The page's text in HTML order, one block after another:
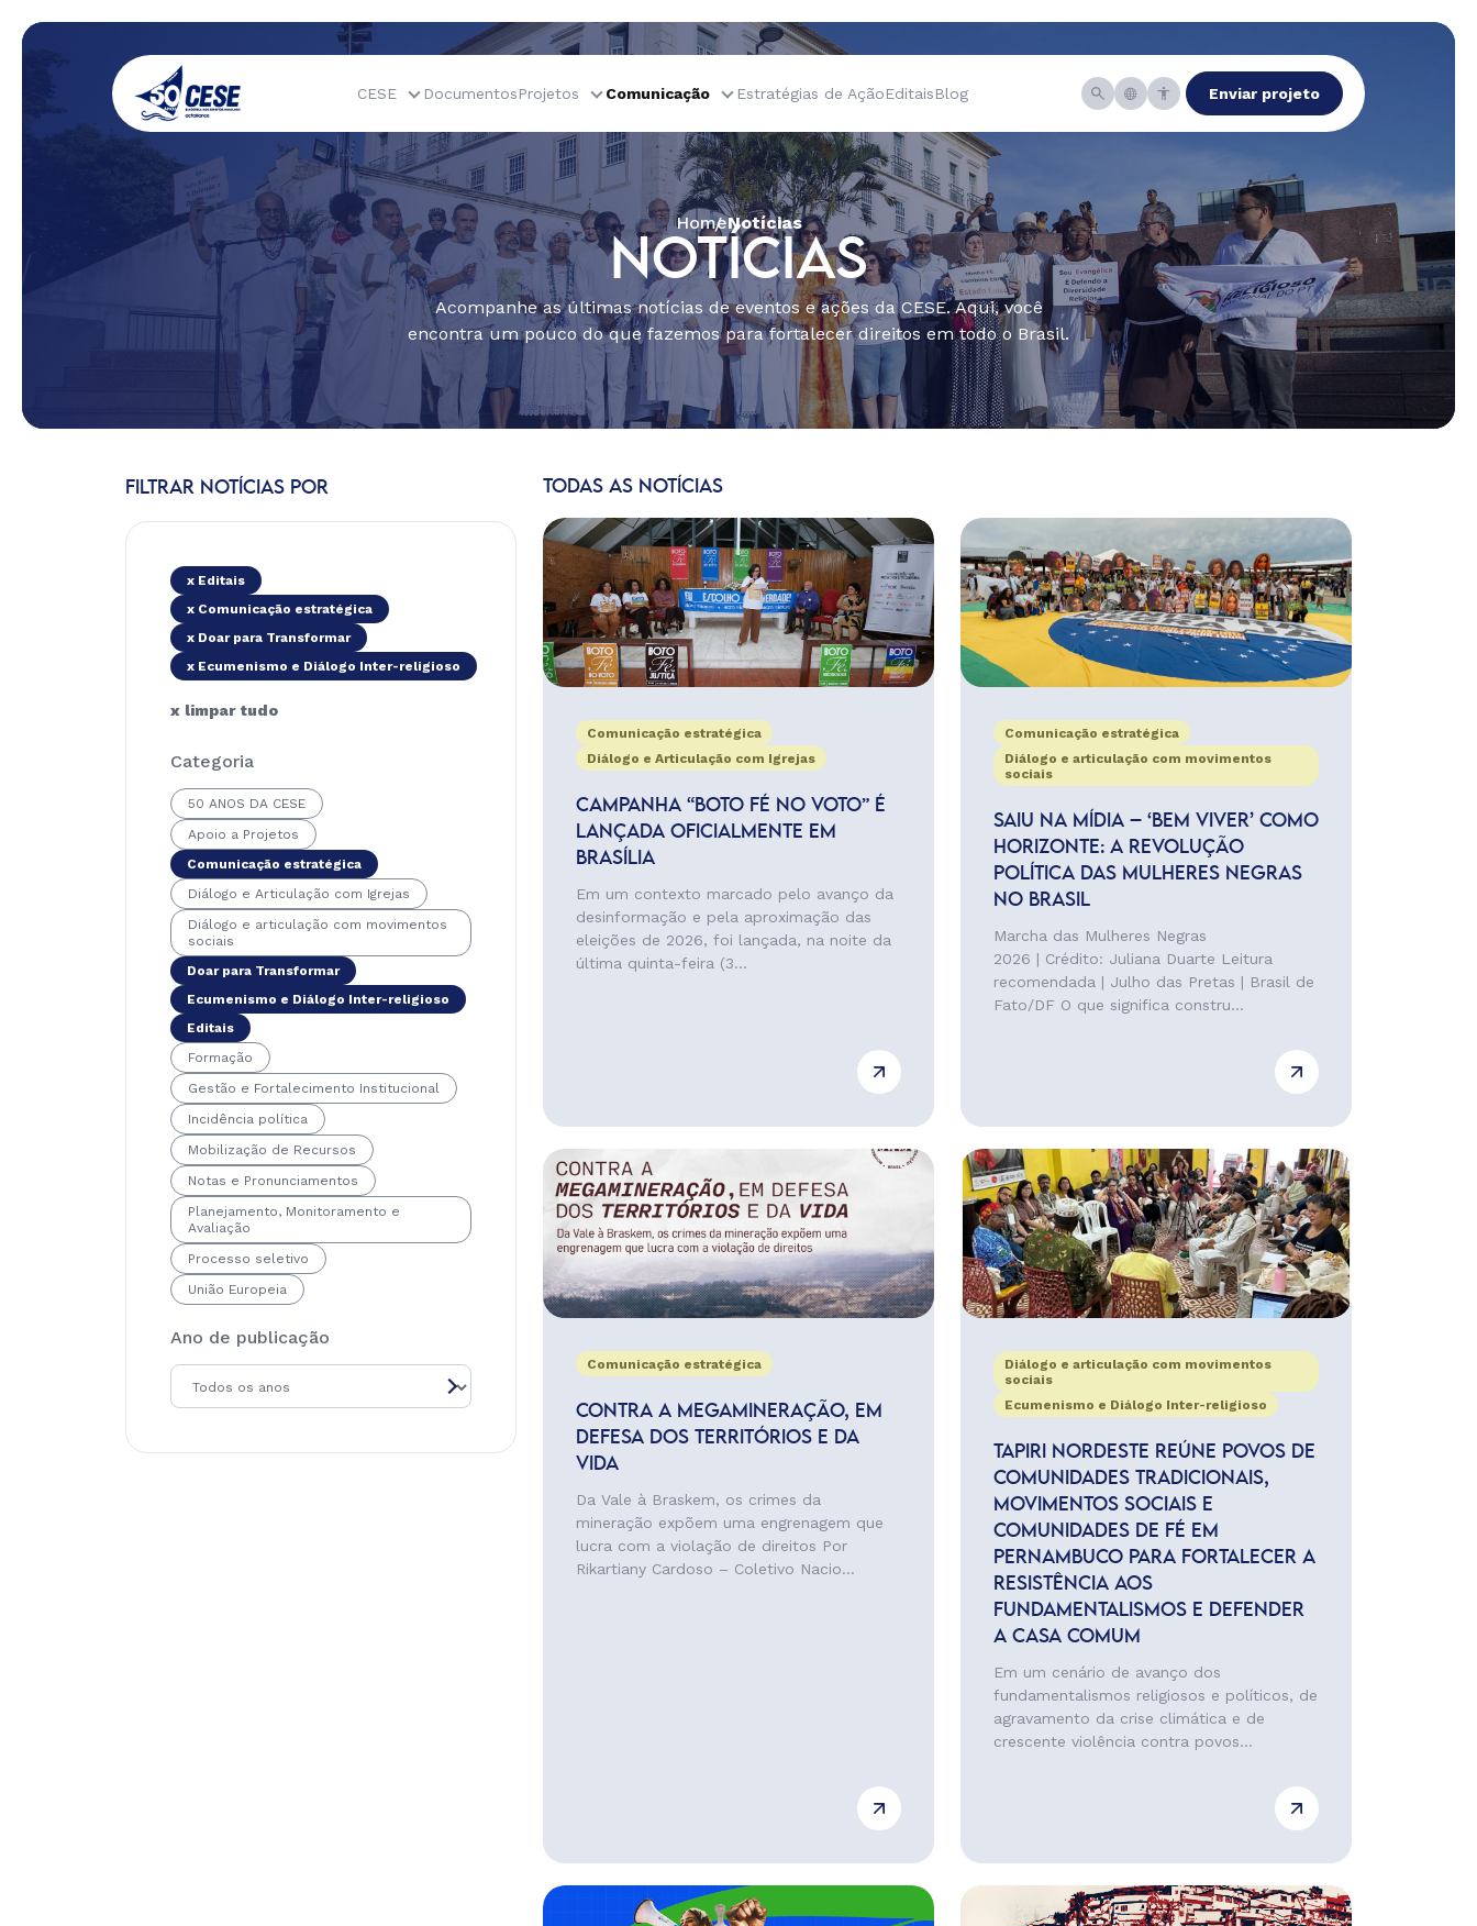
CESE DocumentosProjetos Comunicação Estratégias de AçãoEditaisBlog Enviar projeto
HomeNotícias
NOTÍCIAS
Acompanhe as últimas notícias de eventos e ações da CESE. Aqui, você
encontra um pouco do que fazemos para fortalecer direitos em todo o Brasil.
FILTRAR NOTÍCIAS POR
x Editais
x Comunicação estratégica
x Doar para Transformar
x Ecumenismo e Diálogo Inter-religioso
x limpar tudo
Categoria
50 ANOS DA CESE
Apoio a Projetos
Comunicação estratégica
Diálogo e Articulação com Igrejas
Diálogo e articulação com movimentos
sociais
Doar para Transformar
Ecumenismo e Diálogo Inter-religioso
Editais
Formação
Gestão e Fortalecimento Institucional
Incidência política
Mobilização de Recursos
Notas e Pronunciamentos
Planejamento, Monitoramento e
Avaliação
Processo seletivo
União Europeia
Ano de publicação
TODAS AS NOTÍCIAS
Comunicação estratégica
Diálogo e Articulação com Igrejas
CAMPANHA “BOTO FÉ NO VOTO” É
LANÇADA OFICIALMENTE EM
BRASÍLIA
Em um contexto marcado pelo avanço da
desinformação e pela aproximação das
eleições de 2026, foi lançada, na noite da
última quinta-feira (3...
Comunicação estratégica
Diálogo e articulação com movimentos
sociais
SAIU NA MÍDIA – ‘BEM VIVER’ COMO
HORIZONTE: A REVOLUÇÃO
POLÍTICA DAS MULHERES NEGRAS
NO BRASIL
Marcha das Mulheres Negras
2026 | Crédito: Juliana Duarte Leitura
recomendada | Julho das Pretas | Brasil de
Fato/DF O que significa constru...
Comunicação estratégica
CONTRA A MEGAMINERAÇÃO, EM
DEFESA DOS TERRITÓRIOS E DA
VIDA
Da Vale à Braskem, os crimes da
mineração expõem uma engrenagem que
lucra com a violação de direitos Por
Rikartiany Cardoso – Coletivo Nacio...
Diálogo e articulação com movimentos
sociais
Ecumenismo e Diálogo Inter-religioso
TAPIRI NORDESTE REÚNE POVOS DE
COMUNIDADES TRADICIONAIS,
MOVIMENTOS SOCIAIS E
COMUNIDADES DE FÉ EM
PERNAMBUCO PARA FORTALECER A
RESISTÊNCIA AOS
FUNDAMENTALISMOS E DEFENDER
A CASA COMUM
Em um cenário de avanço dos
fundamentalismos religiosos e políticos, de
agravamento da crise climática e de
crescente violência contra povos...